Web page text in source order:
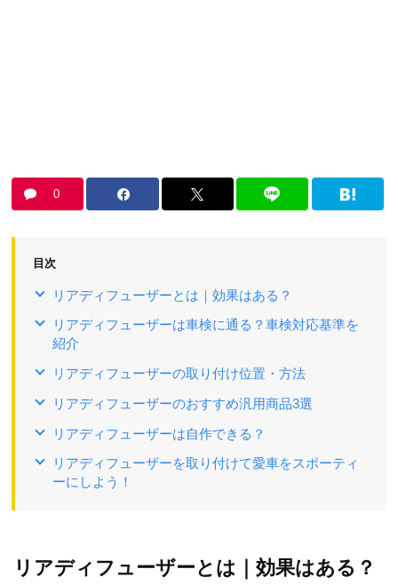
0
目次
リアディフューザーとは｜効果はある？
リアディフューザーは車検に通る？車検対応基準を
紹介
リアディフューザーの取り付け位置・方法
リアディフューザーのおすすめ汎用商品3選
リアディフューザーは自作できる？
リアディフューザーを取り付けて愛車をスポーティ
ーにしよう！
リアディフューザーとは｜効果はある？